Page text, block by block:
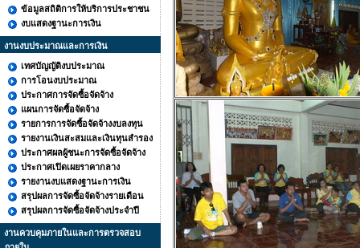
ข้อมูลสถิติการให้บริการประชาชน
งบแสดงฐานะการเงิน
งานงบประมาณและการเงิน
เทศบัญญัติงบประมาณ
การโอนงบประมาณ
ประกาศการจัดซื้อจัดจ้าง
แผนการจัดซื้อจัดจ้าง
รายการการจัดซื้อจัดจ้างงบลงทุน
รายงานเงินสะสมและเงินทุนสำรอง
ประกาศผลผู้ชนะการจัดซื้อจัดจ้าง
ประกาศเปิดเผยราคากลาง
รายงานงบแสดงฐานะการเงิน
สรุปผลการจัดซื้อจัดจ้างรายเดือน
สรุปผลการจัดซื้อจัดจ้างประจำปี
งานควบคุมภายในและการตรวจสอบ